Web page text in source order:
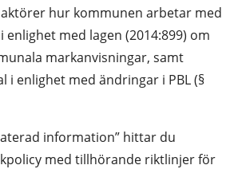
hur kommunen arbetar med
enlighet med lagen (2014:899) om
markanvisningar, samt
i enlighet med ändringar i PBL (§
information” hittar du
med tillhörande riktlinjer för